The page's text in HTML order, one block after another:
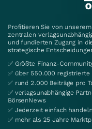
Profitieren Sie von
zentralen
und fundierten Zugang in
strategische
✅ Größte Finanz-
✅ über 550.000 registrierte
✅ rund 2.000 Beiträge pro
✅ verlagsunabhängige
BörsenNews
✅ Jederzeit einfach
✅ mehr als 25 Jahre